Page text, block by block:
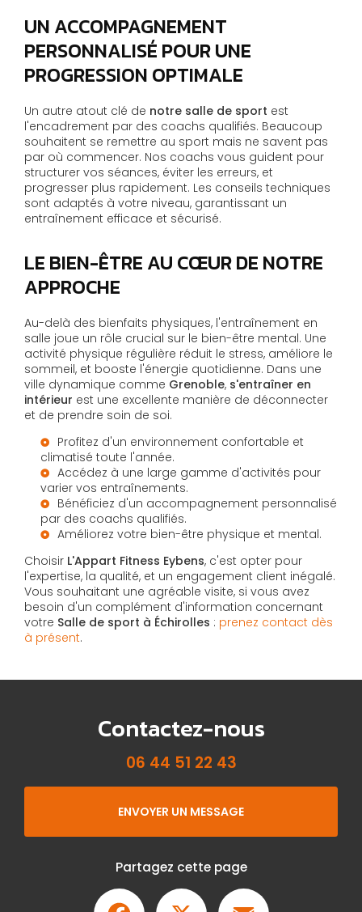
UN ACCOMPAGNEMENT
PERSONNALISÉ POUR UNE
PROGRESSION OPTIMALE
Un autre atout clé de notre salle de sport est
l'encadrement par des coachs qualifiés. Beaucoup
souhaitent se remettre au sport mais ne savent pas
par où commencer. Nos coachs vous guident pour
structurer vos séances, éviter les erreurs, et
progresser plus rapidement. Les conseils techniques
sont adaptés à votre niveau, garantissant un
entraînement efficace et sécurisé.
LE BIEN-ÊTRE AU CŒUR DE NOTRE
APPROCHE
Au-delà des bienfaits physiques, l'entraînement en
salle joue un rôle crucial sur le bien-être mental. Une
activité physique régulière réduit le stress, améliore le
sommeil, et booste l'énergie quotidienne. Dans une
ville dynamique comme Grenoble, s'entraîner en
intérieur est une excellente manière de déconnecter
et de prendre soin de soi.
Profitez d'un environnement confortable et
climatisé toute l'année.
Accédez à une large gamme d'activités pour
varier vos entraînements.
Bénéficiez d'un accompagnement personnalisé
par des coachs qualifiés.
Améliorez votre bien-être physique et mental.
Choisir L'Appart Fitness Eybens, c'est opter pour
l'expertise, la qualité, et un engagement client inégalé.
Vous souhaitant une agréable visite, si vous avez
besoin d'un complément d'information concernant
votre Salle de sport à Échirolles : prenez contact dès
à présent.
Contactez-nous
06 44 51 22 43
ENVOYER UN MESSAGE
Partagez cette page
Facebook